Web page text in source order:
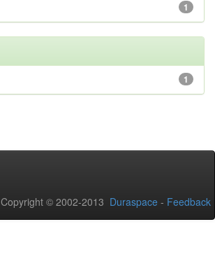
1
1
Copyright © 2002-2013 Duraspace - Feedback